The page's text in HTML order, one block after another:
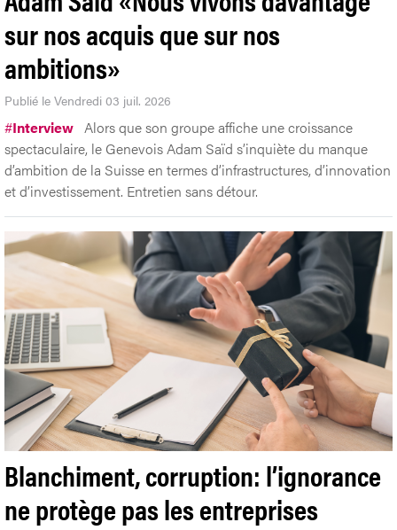
sur nos acquis que sur nos
ambitions»
Publié le Vendredi 03 juil. 2026
#Interview Alors que son groupe affiche une croissance
spectaculaire, le Genevois Adam Saïd s’inquiète du manque
d’ambition de la Suisse en termes d’infrastructures, d’innovation
et d’investissement. Entretien sans détour.
Blanchiment, corruption: l’ignorance
ne protège pas les entreprises